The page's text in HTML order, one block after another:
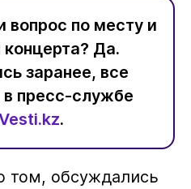
по месту и
Да.
заранее, все
в пресс-службе
.
том, обсуждались